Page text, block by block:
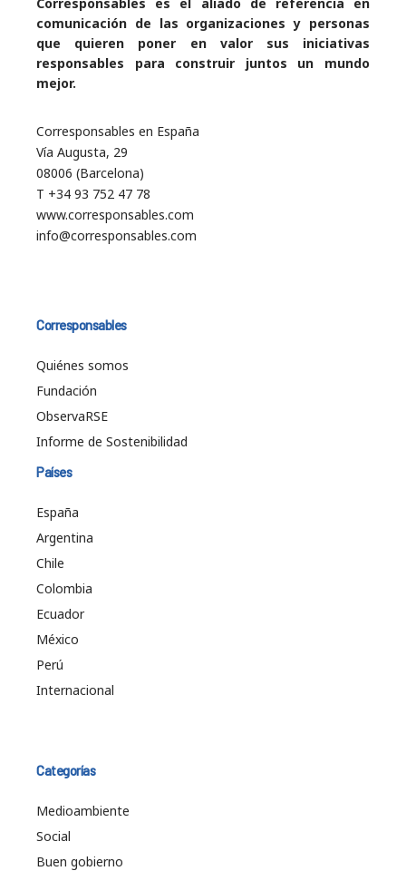
comunicación de las organizaciones y personas
que quieren poner en valor sus iniciativas
responsables para construir juntos un mundo
mejor.
Corresponsables en España
Vía Augusta, 29
08006 (Barcelona)
T +34 93 752 47 78
www.corresponsables.com
info@corresponsables.com
Corresponsables
Quiénes somos
Fundación
ObservaRSE
Informe de Sostenibilidad
Países
España
Argentina
Chile
Colombia
Ecuador
México
Perú
Internacional
Categorías
Medioambiente
Social
Buen gobierno